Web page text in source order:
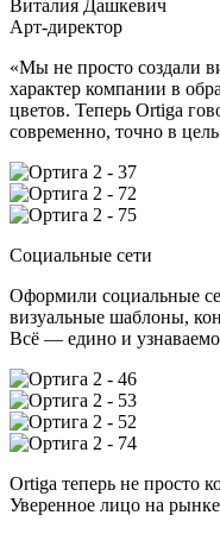
Виталия Дашкевич
Арт-директор
«Мы не просто создали
характер компании в
цветов. Теперь Ortiga
современно, точно в
Социальные сети
Оформили социальные
визуальные шаблоны,
Всё — едино и
Ortiga теперь не просто
Уверенное лицо на